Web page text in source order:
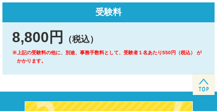
受験料
8,800円 （税込）
※上記の受験料の他に、別途、事務手数料として、受験者１名あたり550円（税込） が
かかります。